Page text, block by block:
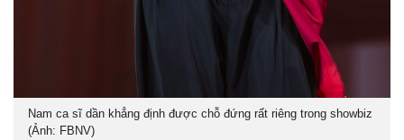
Nam ca sĩ dần khẳng định được chỗ đứng rất riêng trong showbiz
(Ảnh: FBNV)